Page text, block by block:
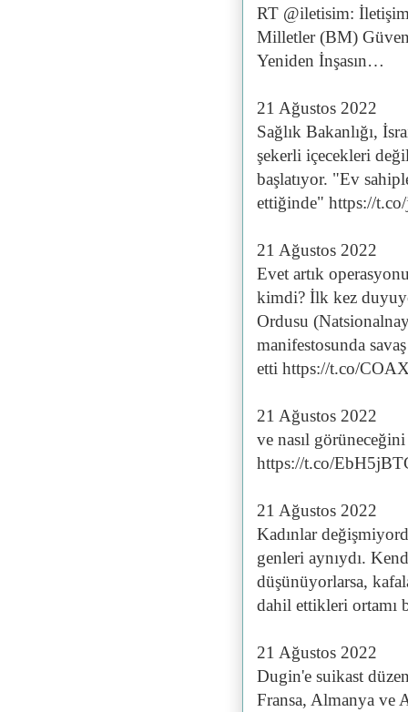
RT @iletisim:
Milletler (BM)
Yeniden İnşasın…
21 Ağustos 2022
Sağlık Bakanlığı,
şekerli içecekleri
başlatıyor. "Ev
ettiğinde" https://
21 Ağustos 2022
Evet artık
kimdi? İlk kez
Ordusu
manifestosunda
etti https://t.co/
21 Ağustos 2022
ve nasıl
https://t.co/
21 Ağustos 2022
Kadınlar
genleri aynıydı.
düşünüyorlarsa,
dahil ettikleri ortamı
21 Ağustos 2022
Dugin'e suikast
Fransa, Almanya ve